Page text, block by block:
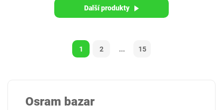
Další produkty
1 2 ... 15
Osram bazar